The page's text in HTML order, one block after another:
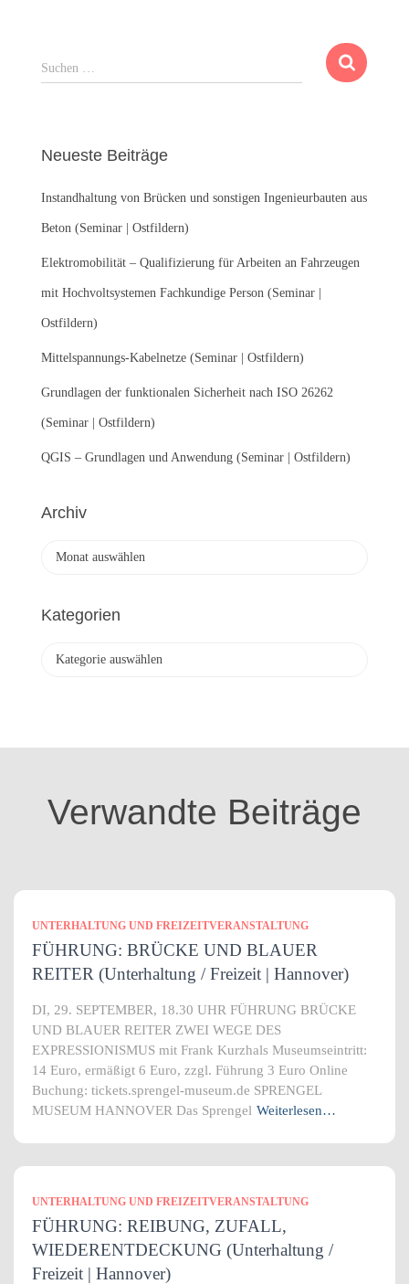
S
u
n
a
c
:
Suchen …
Neueste Beiträge
Instandhaltung von Brücken und sonstigen Ingenieurbauten aus
Beton (Seminar | Ostfildern)
Elektromobilität – Qualifizierung für Arbeiten an Fahrzeugen
mit Hochvoltsystemen Fachkundige Person (Seminar |
Ostfildern)
Mittelspannungs-Kabelnetze (Seminar | Ostfildern)
Grundlagen der funktionalen Sicherheit nach ISO 26262
(Seminar | Ostfildern)
QGIS – Grundlagen und Anwendung (Seminar | Ostfildern)
Archiv
h
Kategorien
o
Verwandte Beiträge
UNTERHALTUNG UND FREIZEITVERANSTALTUNG
FÜHRUNG: BRÜCKE UND BLAUER
REITER (Unterhaltung / Freizeit | Hannover)
DI, 29. SEPTEMBER, 18.30 UHR FÜHRUNG BRÜCKE
UND BLAUER REITER ZWEI WEGE DES
EXPRESSIONISMUS mit Frank Kurzhals Museumseintritt:
14 Euro, ermäßigt 6 Euro, zzgl. Führung 3 Euro Online
Buchung: tickets.sprengel-museum.de SPRENGEL
MUSEUM HANNOVER Das Sprengel Weiterlesen…
UNTERHALTUNG UND FREIZEITVERANSTALTUNG
FÜHRUNG: REIBUNG, ZUFALL,
WIEDERENTDECKUNG (Unterhaltung /
Freizeit | Hannover)